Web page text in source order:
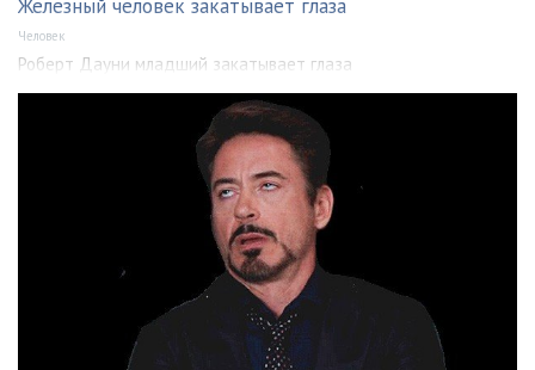
Железный человек закатывает глаза
Человек
Роберт Дауни младший закатывает глаза